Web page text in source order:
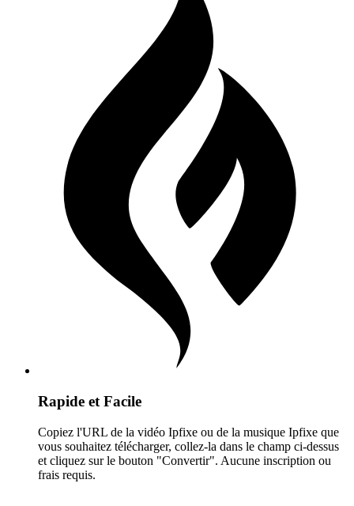
Rapide et Facile
Copiez l'URL de la vidéo Ipfixe ou de la musique Ipfixe que
vous souhaitez télécharger, collez-la dans le champ ci-dessus
et cliquez sur le bouton "Convertir". Aucune inscription ou
frais requis.